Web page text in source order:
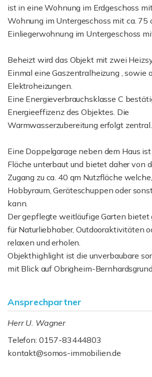
ist in eine Wohnung im Erdgeschoss
Wohnung im Untergeschoss mit ca. 75
Einliegerwohnung im Untergeschoss
Beheizt wird das Objekt mit zwei
Einmal eine Gaszentralheizung , sowie
Elektroheizungen.
Eine Energieverbrauchsklasse C
Energieeffizenz des Objektes. Die
Warmwasserzubereitung erfolgt zentral.
Eine Doppelgarage neben dem Haus
Fläche unterbaut und bietet daher von
Zugang zu ca. 40 qm Nutzfläche
Hobbyraum, Geräteschuppen oder
kann.
Der gepflegte weitläufige Garten bietet
für Naturliebhaber, Outdooraktivitäten
relaxen und erholen.
Objekthighlight ist die unverbaubare
mit Blick auf Obrigheim-
Ansprechpartner
Herr U. Wagner
Telefon: 0157-83444803
kontakt@somos-immobilien.de